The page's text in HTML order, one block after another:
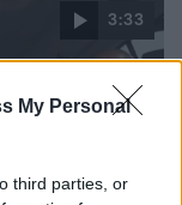
My Personal
third parties, or
3:33